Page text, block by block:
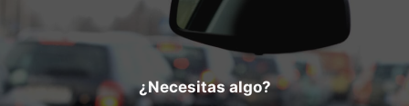
¿Necesitas algo?